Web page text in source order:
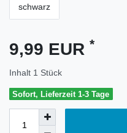
schwarz
9,99 EUR *
Inhalt 1 Stück
Sofort, Lieferzeit 1-3 Tage